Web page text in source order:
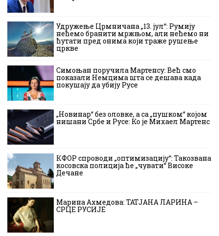
Удружење Црмничана „13. јул“: Румију
нећемо бранити мржњом, али нећемо ни
ћутати пред онима који траже рушење
цркве
Симоњан поручила Мартенсу: Већ смо
показали Немцима шта се дешава када
покушају да убију Русе
„Новинар“ без оловке, а са „пушком“ којом
нишани Србе и Русе: Ко је Михаел Мартенс
КФОР спроводи „оптимизацију“: Такозвана
косовска полиција ће „чувати“ Високе
Дечане
Марина Ахмедова: ТАТЈАНА ЛАРИНА –
СРЦЕ РУСИЈЕ